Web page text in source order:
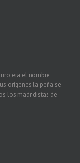
era el nombre
orígenes la peña se
los madridistas de